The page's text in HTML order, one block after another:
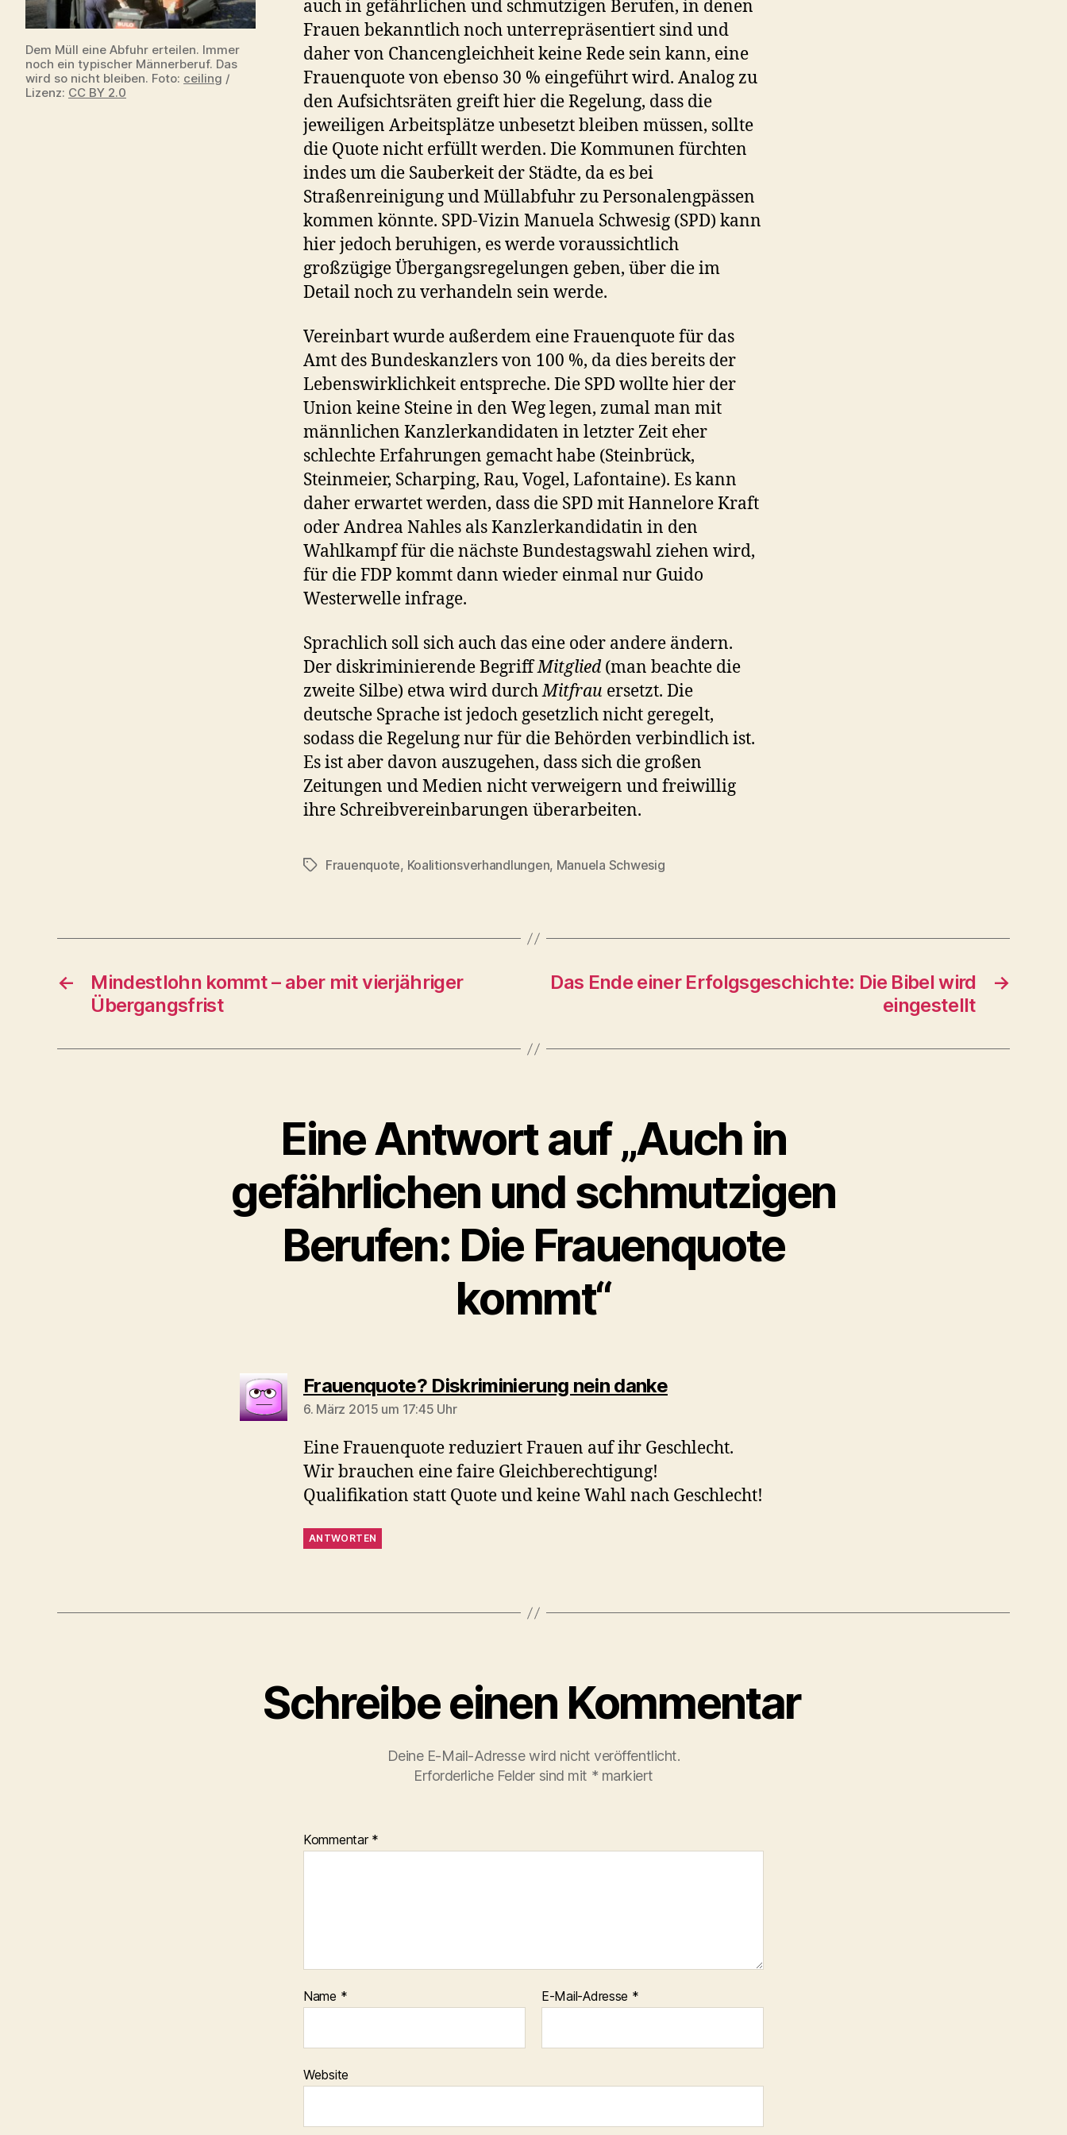
Dem Müll eine Abfuhr erteilen. Immer
noch ein typischer Männerberuf. Das
wird so nicht bleiben. Foto: ceiling /
Lizenz: CC BY 2.0
auch in gefährlichen und schmutzigen Berufen, in denen
Frauen bekanntlich noch unterrepräsentiert sind und
daher von Chancengleichheit keine Rede sein kann, eine
Frauenquote von ebenso 30 % eingeführt wird. Analog zu
den Aufsichtsräten greift hier die Regelung, dass die
jeweiligen Arbeitsplätze unbesetzt bleiben müssen, sollte
die Quote nicht erfüllt werden. Die Kommunen fürchten
indes um die Sauberkeit der Städte, da es bei
Straßenreinigung und Müllabfuhr zu Personalengpässen
kommen könnte. SPD-Vizin Manuela Schwesig (SPD) kann
hier jedoch beruhigen, es werde voraussichtlich
großzügige Übergangsregelungen geben, über die im
Detail noch zu verhandeln sein werde.
Vereinbart wurde außerdem eine Frauenquote für das
Amt des Bundeskanzlers von 100 %, da dies bereits der
Lebenswirklichkeit entspreche. Die SPD wollte hier der
Union keine Steine in den Weg legen, zumal man mit
männlichen Kanzlerkandidaten in letzter Zeit eher
schlechte Erfahrungen gemacht habe (Steinbrück,
Steinmeier, Scharping, Rau, Vogel, Lafontaine). Es kann
daher erwartet werden, dass die SPD mit Hannelore Kraft
oder Andrea Nahles als Kanzlerkandidatin in den
Wahlkampf für die nächste Bundestagswahl ziehen wird,
für die FDP kommt dann wieder einmal nur Guido
Westerwelle infrage.
Sprachlich soll sich auch das eine oder andere ändern.
Der diskriminierende BegriffMitglied (man beachte die
zweite Silbe) etwa wird durchMitfrau ersetzt. Die
deutsche Sprache ist jedoch gesetzlich nicht geregelt,
sodass die Regelung nur für die Behörden verbindlich ist.
Es ist aber davon auszugehen, dass sich die großen
Zeitungen und Medien nicht verweigern und freiwillig
ihre Schreibvereinbarungen überarbeiten.
Schlagwörter
Frauenquote, Koalitionsverhandlungen, Manuela Schwesig
←
Mindestlohn kommt – aber mit vierjähriger
Übergangsfrist
→
Das Ende einer Erfolgsgeschichte: Die Bibel wird
eingestellt
Eine Antwort auf „Auch in
gefährlichen und schmutzigen
Berufen: Die Frauenquote
kommt“
Frauenquote? Diskriminierung nein dankesagt:
6. März 2015 um 17:45 Uhr
Eine Frauenquote reduziert Frauen auf ihr Geschlecht.
Wir brauchen eine faire Gleichberechtigung!
Qualifikation statt Quote und keine Wahl nach Geschlecht!
ANTWORTEN
Schreibe einen Kommentar
Deine E-Mail-Adresse wird nicht veröffentlicht.
Erforderliche Felder sind mit * markiert
Kommentar *
Name * E-Mail-Adresse *
Website